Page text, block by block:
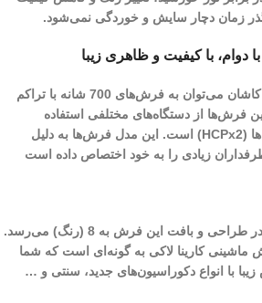
زمان دچار سایش و خوردگی نمی‌شود.
از بهترین فرش‌های ماشینی کاشان می‌توان به فرش‌های 700 شانه با تراکم
فرش‌ها از دستگاه‌های مختلفی استفاده
می‌شود که معروف ترین آن‌ها (HCPx2) است. این مدل فرش‌ها به دلیل
زیادی را به خود اختصاص داده است
تعداد رنگ‌های استفاده شده در طراحی و بافت این فرش به 8 (رنگ) می‌رسد.
کارینا لاکی به گونه‌ای است که شما
با انواع دکوراسیون‌های جدید، سنتی و …